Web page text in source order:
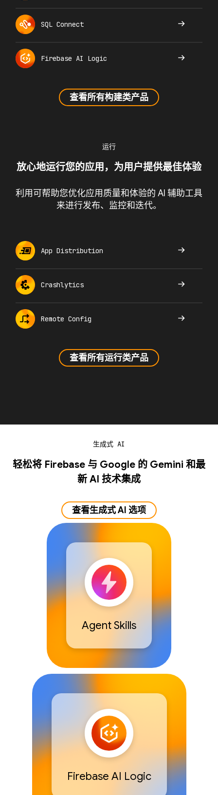
SQL Connect
Firebase AI Logic
查看所有构建类产品
运行
放心地运行您的应用，为用户提供最佳体验
利用可帮助您优化应用质量和体验的 AI 辅助工具
来进行发布、监控和迭代。
App Distribution
Crashlytics
Remote Config
查看所有运行类产品
生成式 AI
轻松将 Firebase 与 Google 的 Gemini 和最
新 AI 技术集成
查看生成式 AI 选项
Agent Skills
Firebase AI Logic